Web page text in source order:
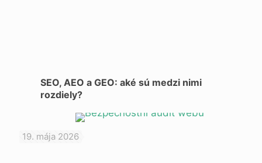
SEO, AEO a GEO: aké sú medzi nimi
rozdiely?
19. mája 2026